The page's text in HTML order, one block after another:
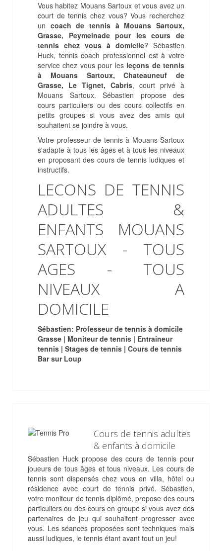
Vous habitez Mouans Sartoux et vous avez un
court de tennis chez vous? Vous recherchez
un coach de tennis à Mouans Sartoux,
Grasse, Peymeinade pour les cours de
tennis chez vous à domicile? Sébastien
Huck, tennis coach professionnel est à votre
service chez vous pour les leçons de tennis
à Mouans Sartoux, Chateauneuf de
Grasse, Le Tignet, Cabris, court privé à
Mouans Sartoux. Sébastien propose des
cours particuliers ou des cours collectifs en
petits groupes si vous avez des amis qui
souhaitent se joindre à vous.
Votre professeur de tennis à Mouans Sartoux
s'adapte à tous les âges et à tous les niveaux
en proposant des cours de tennis ludiques et
instructifs.
LECONS DE TENNIS
ADULTES &
ENFANTS MOUANS
SARTOUX - TOUS
AGES - TOUS
NIVEAUX A
DOMICILE
Sébastien: Professeur de tennis à domicile
Grasse | Moniteur de tennis | Entraineur
tennis | Stages de tennis | Cours de tennis
Bar sur Loup
Cours de tennis adultes
& enfants à domicile
Sébastien Huck propose des cours de tennis pour
joueurs de tous âges et tous niveaux. Les cours de
tennis sont dispensés chez vous en villa, hôtel ou
résidence avec court de tennis privé. Sébastien,
votre moniteur de tennis diplômé, propose des cours
particuliers ou des cours en groupe si vous avez des
partenaires de jeu qui souhaitent progresser avec
vous. Les séances proposées sont techniques mais
aussi ludiques, le tennis étant avant tout un jeu!